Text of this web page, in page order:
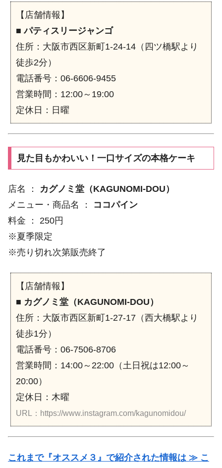
【店舗情報】
■パティスリージャンゴ
住所：大阪市西区新町1-24-14（四ツ橋駅より
徒歩2分）
電話番号：06-6606-9455
営業時間：12:00～19:00
定休日：日曜
見た目もかわいい！一口サイズの本格ケーキ
店名 ： カグノミ堂（KAGUNOMI-DOU）
メニュー・商品名 ： ココパイン
料金 ： 250円
※夏季限定
※売り切れ次第販売終了
【店舗情報】
■ カグノミ堂（KAGUNOMI-DOU）
住所：大阪市西区新町1-27-17（西大橋駅より
徒歩1分）
電話番号：06-7506-8706
営業時間：14:00～22:00（土日祝は12:00～
20:00）
定休日：木曜
URL：https://www.instagram.com/kagunomidou/
これまで『オススメ３』で紹介された情報は ≫ こ